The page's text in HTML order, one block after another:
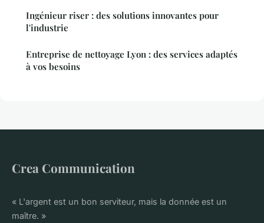
Ingénieur riser : des solutions innovantes pour
l'industrie
Entreprise de nettoyage Lyon : des services adaptés
à vos besoins
Crea Communication
« L'argent est un bon serviteur, mais la donnée est un
maître. »